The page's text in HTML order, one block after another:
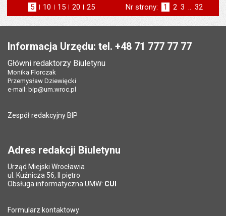
5 elementów na stronie
10 elementów
na stronie
15 elementów
na stronie
20 elementów
na stronie
25 elementów
na stronie
Nr strony: Strona
1 Strona
2 Strona
3 .. Strona
32
Informacja Urzędu: tel. +48 71 777 77 77
Główni redaktorzy Biuletynu
Monika Florczak
Przemysław Dziewięcki
e-mail: bip@um.wroc.pl
Zespół redakcyjny BIP
Adres redakcji Biuletynu
Urząd Miejski Wrocławia
ul. Kuźnicza 56, II piętro
Obsługa informatyczna UMW: CUI
Formularz kontaktowy